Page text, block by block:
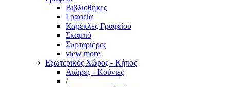
Βιβλιοθήκες
Γραφεία
Καρέκλες Γραφείου
Σκαμπό
Συρταριέρες
view more
Εξωτερικός Χώρος - Κήπος
Αιώρες - Κούνιες
/